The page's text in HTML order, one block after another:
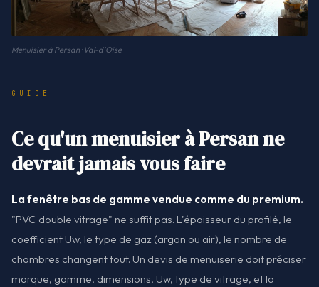
Menuisier à Persan · Val-d'Oise
GUIDE
Ce qu'un menuisier à Persan ne
devrait jamais vous faire
La fenêtre bas de gamme vendue comme du premium.
"PVC double vitrage" ne suffit pas. L'épaisseur du profilé, le
coefficient Uw, le type de gaz (argon ou air), le nombre de
chambres changent tout. Un devis de menuiserie doit préciser
marque, gamme, dimensions, Uw, type de vitrage, et la